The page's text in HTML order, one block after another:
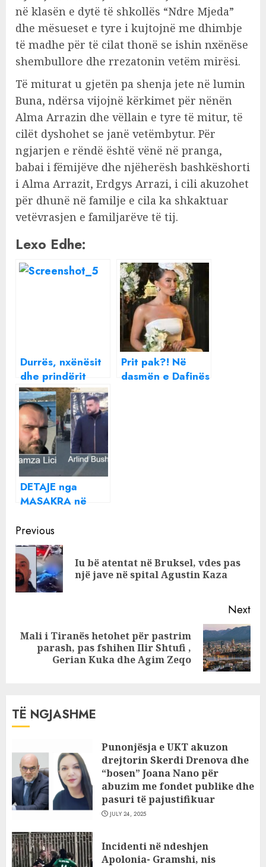
në klasën e dytë të shkollës “Ndre Mjeda”
dhe mësueset e tyre i kujtojnë me dhimbje
të madhe për të cilat thonë se ishin nxënëse
shembullore dhe rrezatonin vetëm mirësi.
Të miturat u gjetën pa shenja jete në lumin
Buna, ndërsa vijojnë kërkimet për nënën
Alma Arrazin dhe vëllain e tyre të mitur, të
cilët dyshohet se janë vetëmbytur. Për
ngjarjen e rëndë është vënë në pranga,
babai i fëmijëve dhe njëherësh bashkëshorti
i Alma Arrazit, Erdgys Arrazi, i cili akuzohet
për dhunë në familje e cila ka shkaktuar
vetëvrasjen e familjarëve të tij.
Lexo Edhe:
Durrës, nxënësit
dhe prindërit
dalin në protestë
nuk duan fëmijën
autik në klasë
Prit pak?! Në
dasmën e Dafinës
DETAJE nga
MASAKRA në
Autorët ishin të
maskuar, dy
kishin rolin e
QITËSIT dhe
qëlluan për 70
Continue
Reading
Previous
Iu bë atentat në Bruksel, vdes pas
një jave në spital Agustin Kaza
Next
Next
Mali i Tiranës hetohet për pastrim
parash, pas fshihen Ilir Shtufi ,
Gerian Kuka dhe Agim Zeqo
TË NGJASHME
Punonjësja e UKT akuzon
drejtorin Skerdi Drenova dhe
“bosen” Joana Nano për
abuzim me fondet publike dhe
pasuri të pajustifikuar
JULY 24, 2025
Incidenti në ndeshjen
Apolonia- Gramshi, nis